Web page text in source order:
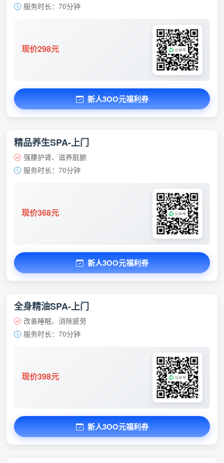
服务时长：70分钟
现价298元
新人3OO元福利券
精品养生SPA-上门
强腰护肾、滋养脏腑
服务时长：70分钟
现价368元
新人3OO元福利券
全身精油SPA-上门
改善睡眠、消除疲劳
服务时长：70分钟
现价398元
新人3OO元福利券